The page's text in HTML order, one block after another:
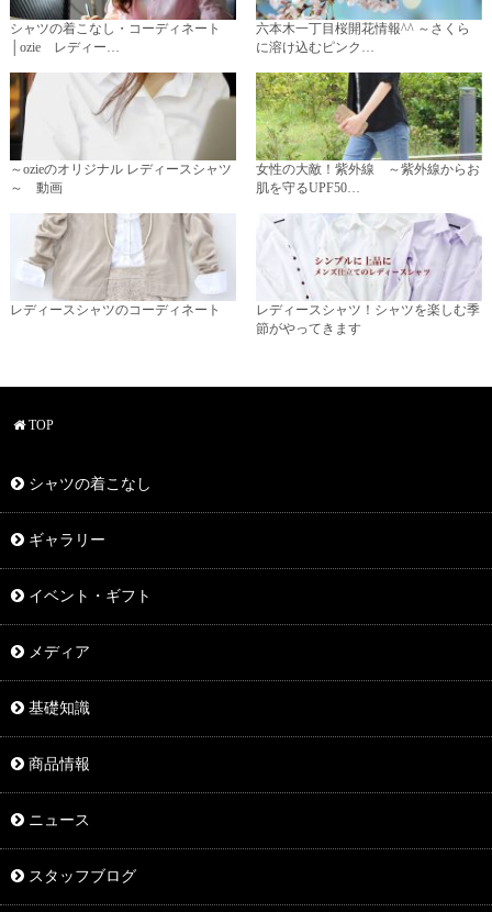
シャツの着こなし・コーディネート
│ozie レディー…
六本木一丁目桜開花情報^^ ～さくら
に溶け込むピンク…
～ozieのオリジナル レディースシャツ
～ 動画
女性の大敵！紫外線 ～紫外線からお
肌を守るUPF50…
レディースシャツのコーディネート
レディースシャツ！シャツを楽しむ季
節がやってきます
TOP
シャツの着こなし
ギャラリー
イベント・ギフト
メディア
基礎知識
商品情報
ニュース
スタッフブログ